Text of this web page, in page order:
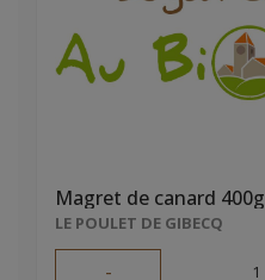
Magret de canard 400g
LE POULET DE GIBECQ
- 1